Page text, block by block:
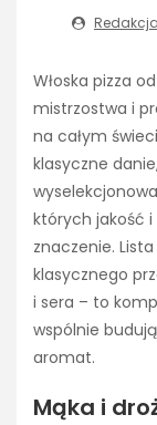
Redakcja
Włoska pizza
mistrzostwa i
na całym
klasyczne
których jakość
znaczenie.
klasycznego
i sera – to
wspólnie
aromat.
Mąka i